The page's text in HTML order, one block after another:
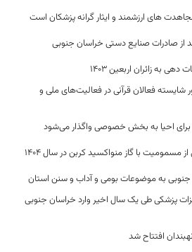
های ارزشمند و ایثار گرانه پزشکان است
به زائران اربعین ۱۴۰۳
شایسته فعالان قرآنی در فعالیت‌های ملی و
جنوبی به موضوعات بومی و آداب و سنن استان
تجهیزات پزشکی طی یک سال اخیر وارد خراسان جنوبی